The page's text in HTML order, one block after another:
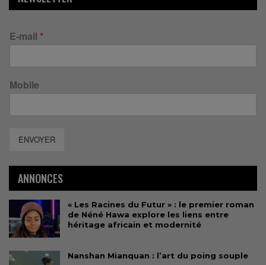
E-mail *
Mobile
ENVOYER
ANNONCES
« Les Racines du Futur » : le premier roman
de Néné Hawa explore les liens entre
héritage africain et modernité
Nanshan Mianquan : l’art du poing souple